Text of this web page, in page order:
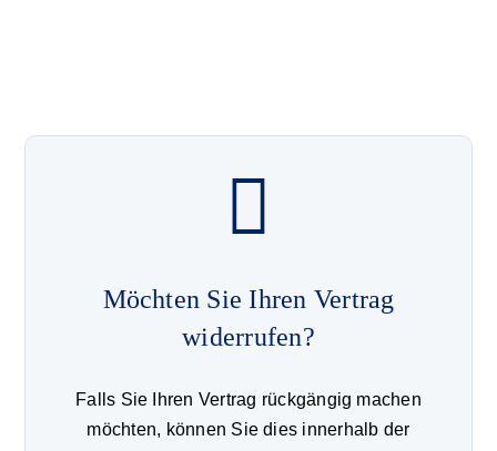
Möchten Sie Ihren Vertrag
widerrufen?
Falls Sie Ihren Vertrag rückgängig machen
möchten, können Sie dies innerhalb der